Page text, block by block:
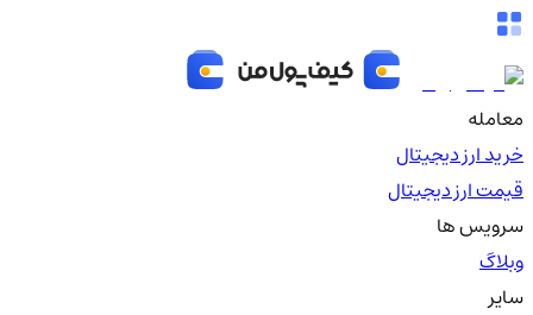
معامله
خرید ارز دیجیتال
قیمت ارز دیجیتال
سرویس ها
وبلاگ
سایر